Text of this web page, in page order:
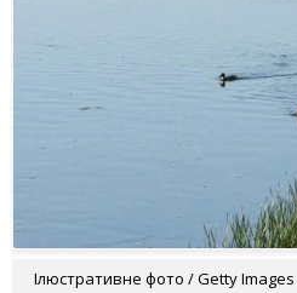
Ілюстративне фото / Getty Images